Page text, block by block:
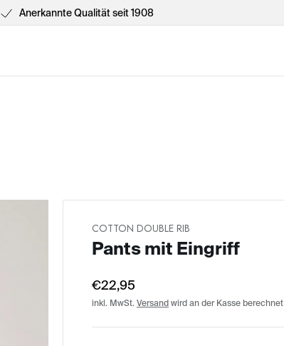
Anerkannte Qualität seit 1908
COTTON DOUBLE RIB
Pants mit Eingriff
€22,95
inkl. MwSt. Versand wird an der Kasse berechnet